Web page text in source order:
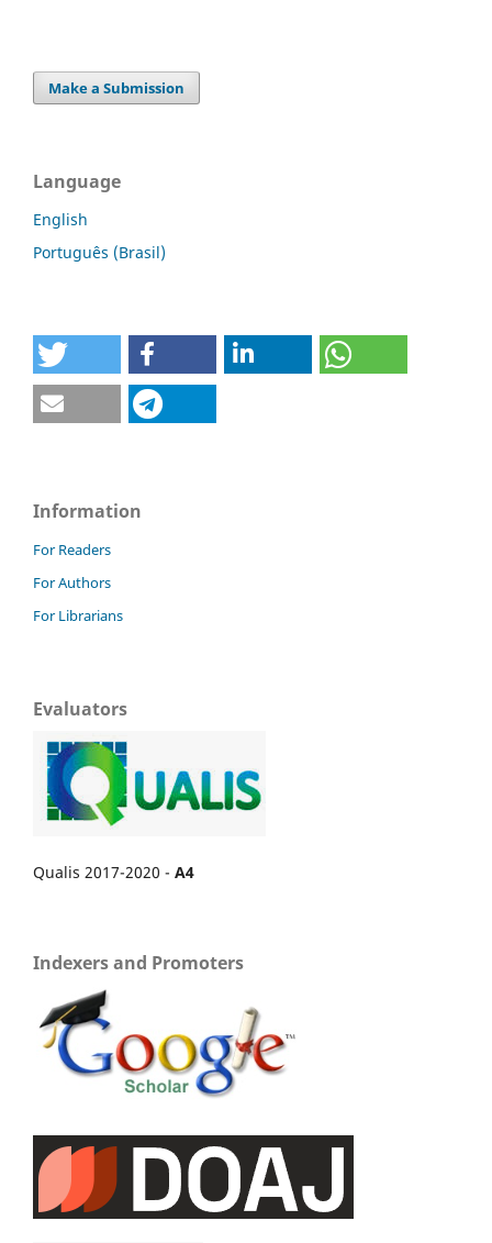
Make a Submission
Language
English
Português (Brasil)
Information
For Readers
For Authors
For Librarians
Evaluators
Qualis 2017-2020 - A4
Indexers and Promoters